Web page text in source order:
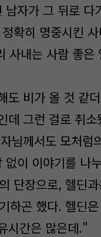
남자가 그 뒤로
확히 명중시킨
사내는 사람 좋
도 비가 올 것 같
데 그런 걸로 취
님께서도 모처럼
없이 이야기를 나
단장으로, 헬딘
하곤 했다. 헬딘
시간은 많은데."